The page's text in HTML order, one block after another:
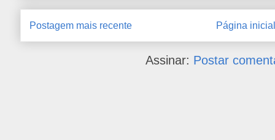
Postagem mais recente Página inicial
Assinar: Postar